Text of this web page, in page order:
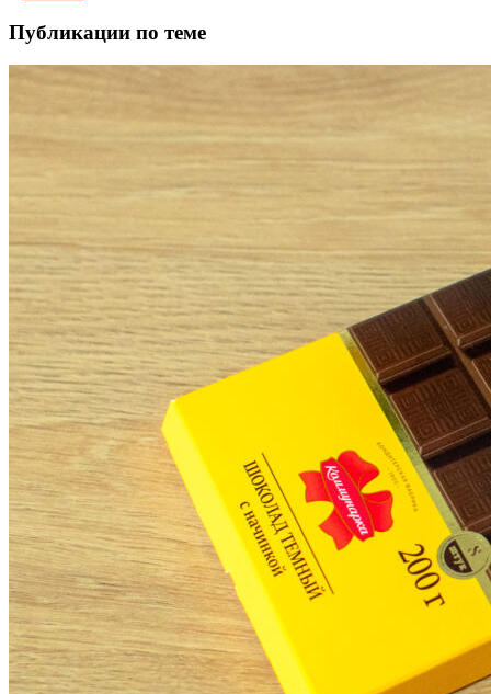
Публикации по теме